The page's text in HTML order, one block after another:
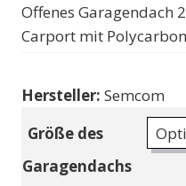
Offenes Garagendach
Carport mit
Hersteller: Semcom
Größe des
Garagendachs